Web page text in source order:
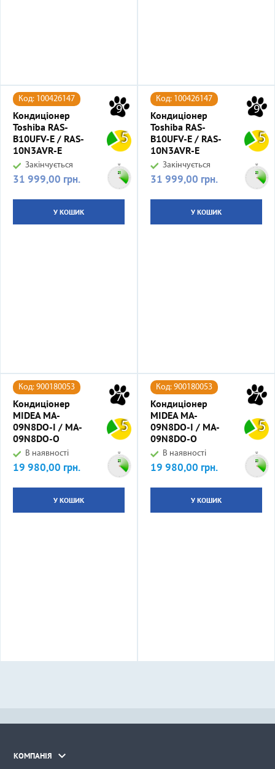
9
5
Код: 100426147
Кондиціонер
Toshiba RAS-
B10UFV-E / RAS-
10N3AVR-E
Закінчується
Ціна
31 999,00 грн.
У КОШИК
9
5
Код: 100426147
Кондиціонер
Toshiba RAS-
B10UFV-E / RAS-
10N3AVR-E
Закінчується
Ціна
31 999,00 грн.
У КОШИК
7
5
Код: 900180053
Кондиціонер
MIDEA MA-
09N8DO-I / MA-
09N8DO-O
В наявності
Ціна
19 980,00 грн.
У КОШИК
7
5
Код: 900180053
Кондиціонер
MIDEA MA-
09N8DO-I / MA-
09N8DO-O
В наявності
Ціна
19 980,00 грн.
У КОШИК
КОМПАНІЯ 